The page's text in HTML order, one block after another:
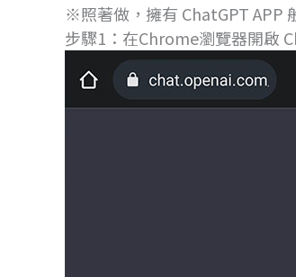
※照著做，擁有 ChatGPT APP
步驟1：在Chrome瀏覽器開啟